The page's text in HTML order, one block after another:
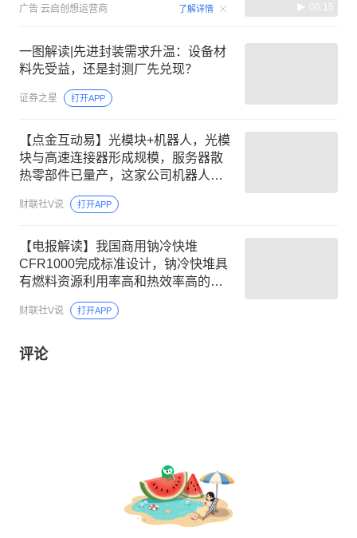
广告 云启创想运营商 了解详情 00:15
一图解读|先进封装需求升温：设备材
料先受益，还是封测厂先兑现？
证券之星 打开APP
【点金互动易】光模块+机器人，光模
块与高速连接器形成规模，服务器散
热零部件已量产，这家公司机器人业
务多类产品获定点
财联社V说 打开APP
【电报解读】我国商用钠冷快堆
CFR1000完成标准设计，钠冷快堆具
有燃料资源利用率高和热效率高的优
点，这家公司是国内首家获得钠冷快
堆细分设备制造许可企业
财联社V说 打开APP
评论